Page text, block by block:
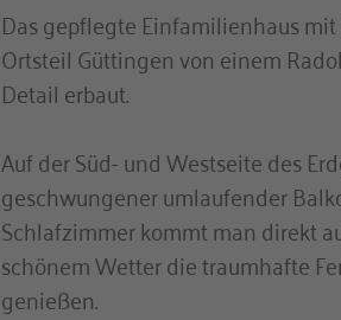
Das gepflegte Einfamilienhaus
Ortsteil Güttingen von einem
Detail erbaut.
Auf der Süd- und Westseite des
geschwungener umlaufender
Schlafzimmer kommt man direkt
schönem Wetter die traumhafte
genießen.